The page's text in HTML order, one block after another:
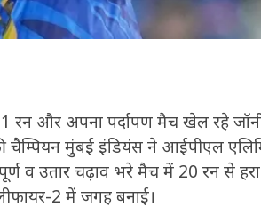
रन और अपना पर्दापण मैच खेल रहे
चैम्पियन मुंबई इंडियंस ने आईपीएल
व उतार चढ़ाव भरे मैच में 20 रन से हरा
2 में जगह बनाई।